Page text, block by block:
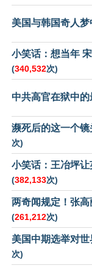
美国与韩国奇人
小笑话：想当年
(340,532次)
中共高官在狱中
濒死后的这一个
次)
小笑话：王冶坪
(382,133次)
两奇闻规定！张
(261,212次)
美国中期选举对
次)